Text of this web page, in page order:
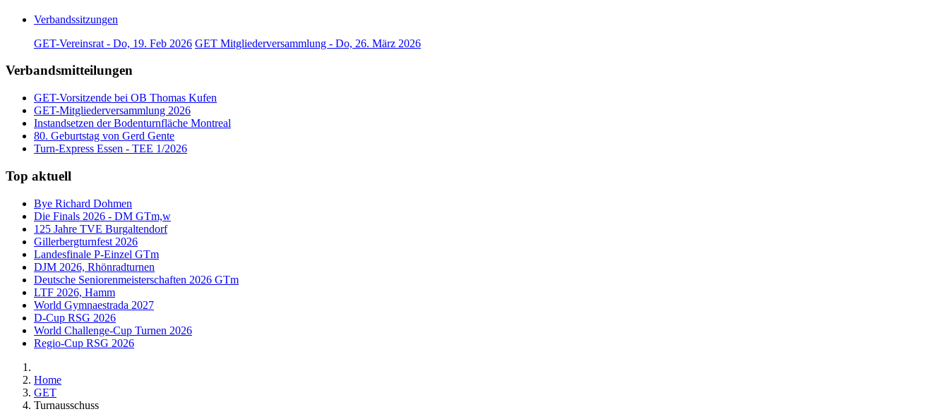
Verbandssitzungen
GET-Vereinsrat - Do, 19. Feb 2026 GET Mitgliederversammlung - Do, 26. März 2026
Verbandsmitteilungen
GET-Vorsitzende bei OB Thomas Kufen
GET-Mitgliederversammlung 2026
Instandsetzen der Bodenturnfläche Montreal
80. Geburtstag von Gerd Gente
Turn-Express Essen - TEE 1/2026
Top aktuell
Bye Richard Dohmen
Die Finals 2026 - DM GTm,w
125 Jahre TVE Burgaltendorf
Gillerbergturnfest 2026
Landesfinale P-Einzel GTm
DJM 2026, Rhönradturnen
Deutsche Seniorenmeisterschaften 2026 GTm
LTF 2026, Hamm
World Gymnaestrada 2027
D-Cup RSG 2026
World Challenge-Cup Turnen 2026
Regio-Cup RSG 2026
Home
GET
Turnausschuss